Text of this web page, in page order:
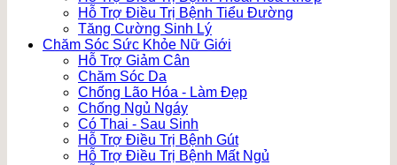
Hỗ Trợ Điều Trị Bệnh Tiểu Đường
Tăng Cường Sinh Lý
Chăm Sóc Sức Khỏe Nữ Giới
Hỗ Trợ Giảm Cân
Chăm Sóc Da
Chống Lão Hóa - Làm Đẹp
Chống Ngủ Ngáy
Có Thai - Sau Sinh
Hỗ Trợ Điều Trị Bệnh Gút
Hỗ Trợ Điều Trị Bệnh Mất Ngủ